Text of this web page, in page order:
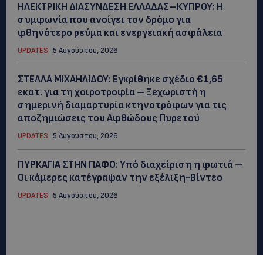
ΗΛΕΚΤΡΙΚΗ ΔΙΑΣΥΝΔΕΣΗ ΕΛΛΑΔΑΣ–ΚΥΠΡΟΥ: Η
συμφωνία που ανοίγει τον δρόμο για
φθηνότερο ρεύμα και ενεργειακή ασφάλεια
UPDATES 5 Αυγούστου, 2026
ΣΤΕΛΛΑ ΜΙΧΑΗΛΙΔΟΥ: Εγκρίθηκε σχέδιο €1,65
εκατ. για τη χοιροτροφία – Ξεχωριστή η
σημερινή διαμαρτυρία κτηνοτρόφων για τις
αποζημιώσεις του Αφθώδους Πυρετού
UPDATES 5 Αυγούστου, 2026
ΠΥΡΚΑΓΙΑ ΣΤΗΝ ΠΑΦΟ: Υπό διαχείριση η φωτιά –
Οι κάμερες κατέγραψαν την εξέλιξη-Βίντεο
UPDATES 5 Αυγούστου, 2026